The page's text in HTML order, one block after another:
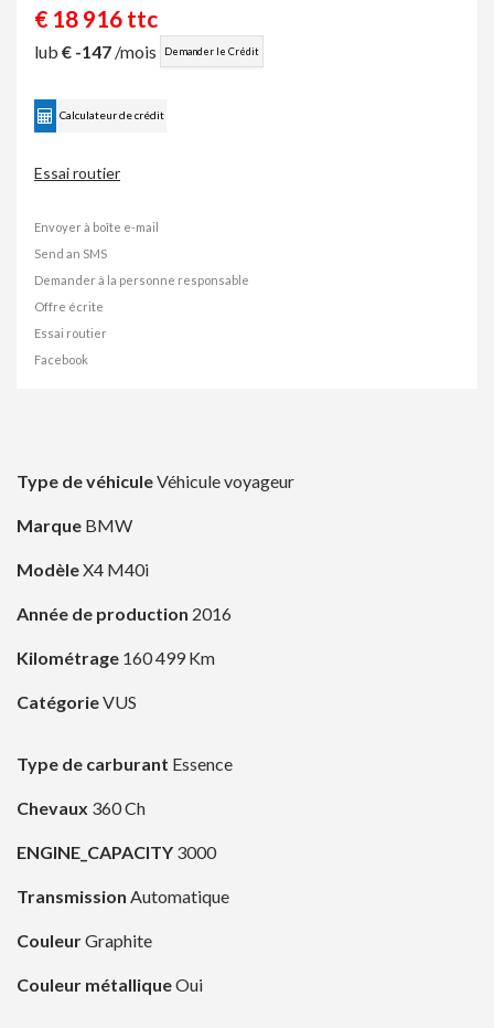
€ 18 916 ttc
lub € -147 /mois Demander le Crédit
Calculateur de crédit
Essai routier
Envoyer à boîte e-mail
Send an SMS
Demander à la personne responsable
Offre écrite
Essai routier
Facebook
Type de véhiculeVéhicule voyageur
Marque BMW
ModèleX4 M40i
Année de production 2016
Kilométrage 160 499 Km
CatégorieVUS
Type de carburant Essence
Chevaux 360 Ch
ENGINE_CAPACITY 3000
Transmission Automatique
CouleurGraphite
Couleur métalliqueOui